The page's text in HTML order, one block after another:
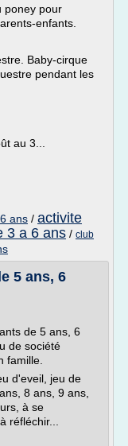
poney pour
enfants.
Baby-cirque
pendant les
au 3...
ans / activite
3 a 6 ans / club
5 ans, 6
de 5 ans, 6
de société
famille.
d'eveil, jeu de
8 ans, 9 ans,
à se
réfléchir...